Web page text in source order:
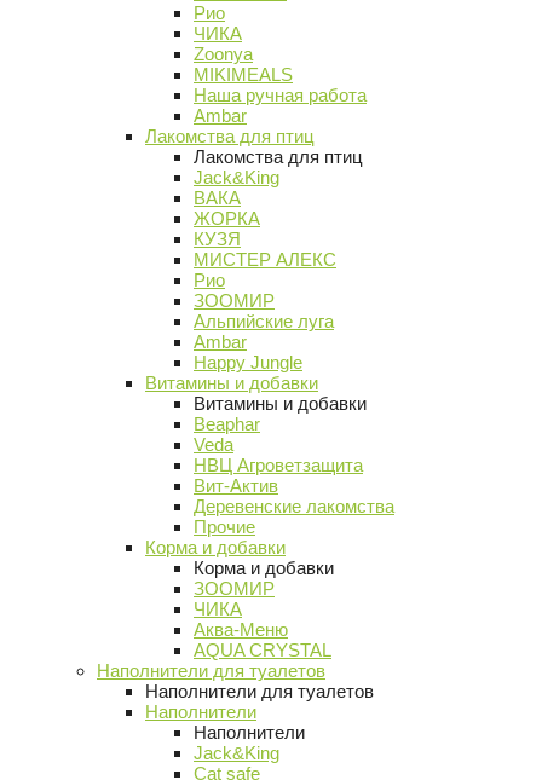
Рио
ЧИКА
Zoonya
MIKIMEALS
Наша ручная работа
Ambar
Лакомства для птиц
Лакомства для птиц
Jack&King
ВАКА
ЖОРКА
КУЗЯ
МИСТЕР АЛЕКС
Рио
ЗООМИР
Альпийские луга
Ambar
Happy Jungle
Витамины и добавки
Витамины и добавки
Beaphar
Veda
НВЦ Агроветзащита
Вит-Актив
Деревенские лакомства
Прочие
Корма и добавки
Корма и добавки
ЗООМИР
ЧИКА
Аква-Меню
AQUA CRYSTAL
Наполнители для туалетов
Наполнители для туалетов
Наполнители
Наполнители
Jack&King
Cat safe